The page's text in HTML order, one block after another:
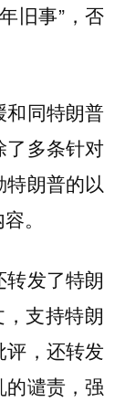
旧事”，否
和同特朗普
了多条针对
朗普的以
。
发了特朗
支持特朗
，还转发
的谴责，强